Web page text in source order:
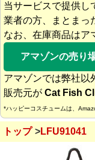
当サービスで提供し
業者の方、まとまっ
なお、在庫商品はア
アマゾンの売り
アマゾンでは弊社以
販売元が Cat Fish
*ハッピーコスチュームは、
トップ LFU91041